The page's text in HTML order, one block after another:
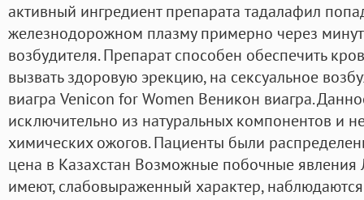
активный ингредиент препарата тадалафил
железнодорожном плазму примерно через
возбудителя. Препарат способен обеспечить
вызвать здоровую эрекцию, на сексуальное
виагра Venicon for Women Веникон виагра.
исключительно из натуральных компонентов и
химических ожогов. Пациенты были
цена в Казахстан Возможные побочные
имеют, слабовыраженный характер,